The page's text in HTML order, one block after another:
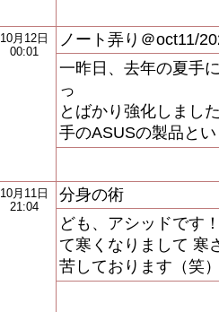
10月12日
00:01
ノート弄り＠oct11/
一昨日、去年の夏手
っ
とばかり強化しまし
手のASUSの製品と
10月11日
21:04
分身の術
ども、アシッドです
て寒くなりまして 寒
苦しております（笑